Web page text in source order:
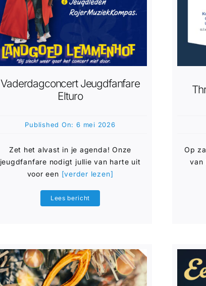
Vaderdagconcert Jeugdfanfare
Elturo
Published On: 6 mei 2026
Zet het alvast in je agenda! Onze
jeugdfanfare nodigt jullie van harte uit
voor een [verder lezen]
Lees bericht
Op
van